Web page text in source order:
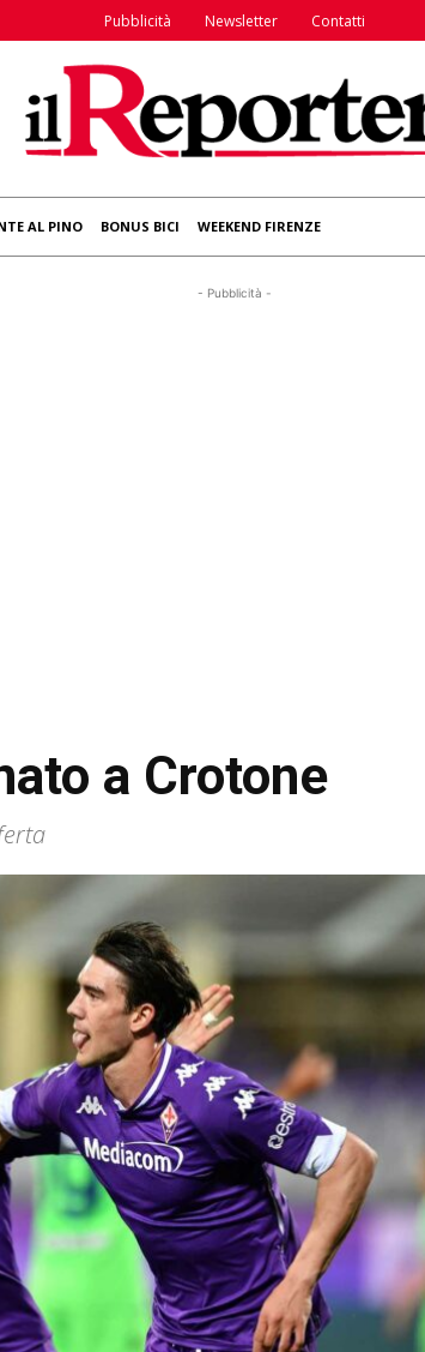
Pubblicità Newsletter Contatti
AL PINO BONUS BICI WEEKEND FIRENZE
- Pubblicità -
a Crotone